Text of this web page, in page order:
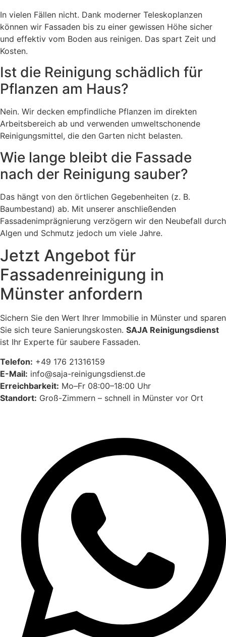
In vielen Fällen nicht. Dank moderner Teleskoplanzen
können wir Fassaden bis zu einer gewissen Höhe sicher
und effektiv vom Boden aus reinigen. Das spart Zeit und
Kosten.
Ist die Reinigung schädlich für
Pflanzen am Haus?
Nein. Wir decken empfindliche Pflanzen im direkten
Arbeitsbereich ab und verwenden umweltschonende
Reinigungsmittel, die den Garten nicht belasten.
Wie lange bleibt die Fassade
nach der Reinigung sauber?
Das hängt von den örtlichen Gegebenheiten (z. B.
Baumbestand) ab. Mit unserer anschließenden
Fassadenimprägnierung verzögern wir den Neubefall durch
Algen und Schmutz jedoch um viele Jahre.
Jetzt Angebot für
Fassadenreinigung in
Münster anfordern
Sichern Sie den Wert Ihrer Immobilie in Münster und sparen
Sie sich teure Sanierungskosten. SAJA Reinigungsdienst
ist Ihr Experte für saubere Fassaden.
Telefon: +49 176 21316159
E-Mail: info@saja-reinigungsdienst.de
Erreichbarkeit: Mo–Fr 08:00–18:00 Uhr
Standort: Groß-Zimmern – schnell in Münster vor Ort